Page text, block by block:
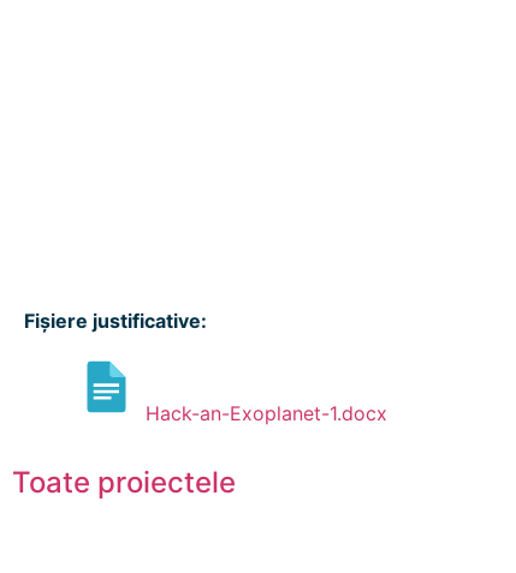
Fișiere justificative:
Hack-an-Exoplanet-1.docx
Toate proiectele